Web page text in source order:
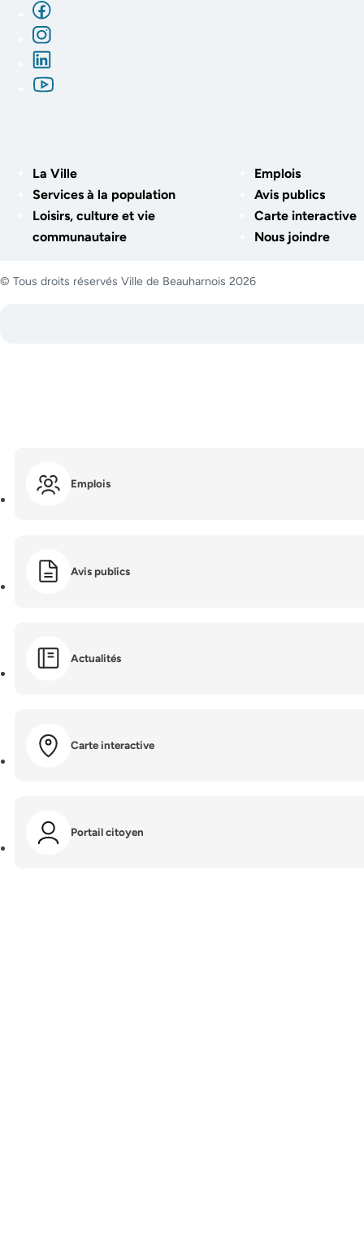
La Ville
Services à la population
Loisirs, culture et vie
communautaire
Emplois
Avis publics
Carte interactive
Nous joindre
© Tous droits réservés Ville de Beauharnois 2026
Emplois
Avis publics
Actualités
Carte interactive
Portail citoyen